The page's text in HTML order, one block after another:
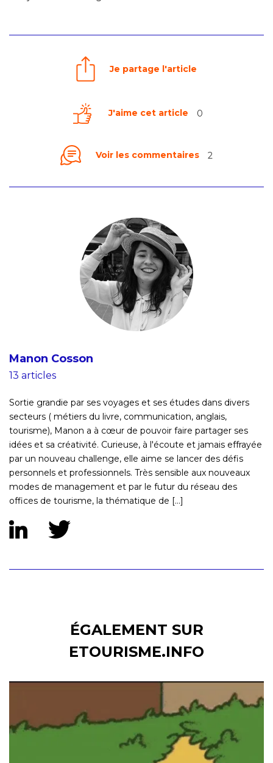
Je partage l'article
J'aime cet article 0
Voir les commentaires 2
Manon Cosson
13 articles
Sortie grandie par ses voyages et ses études dans divers
secteurs ( métiers du livre, communication, anglais,
tourisme), Manon a à cœur de pouvoir faire partager ses
idées et sa créativité. Curieuse, à l'écoute et jamais effrayée
par un nouveau challenge, elle aime se lancer des défis
personnels et professionnels. Très sensible aux nouveaux
modes de management et par le futur du réseau des
offices de tourisme, la thématique de [...]
ÉGALEMENT SUR
ETOURISME.INFO